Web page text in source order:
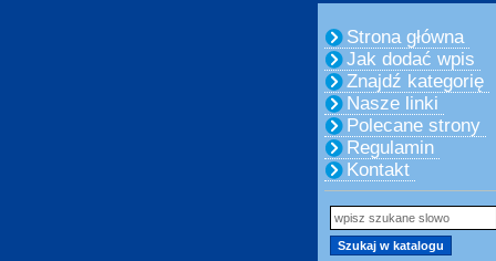
Strona główna
Jak dodać wpis
Znajdź kategorię
Nasze linki
Polecane strony
Regulamin
Kontakt